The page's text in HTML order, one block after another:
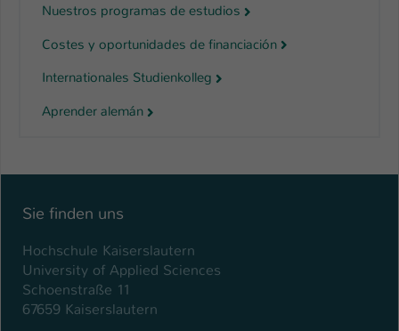
Nuestros programas de estudios
Costes y oportunidades de financiación
Internationales Studienkolleg
Aprender alemán
Sie finden uns
Hochschule Kaiserslautern
University of Applied Sciences
Schoenstraße 11
67659 Kaiserslautern